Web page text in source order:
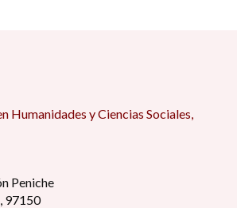
Humanidades y Ciencias Sociales,
Peniche
97150